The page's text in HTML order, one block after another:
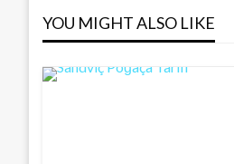
YOU MIGHT ALSO LIKE